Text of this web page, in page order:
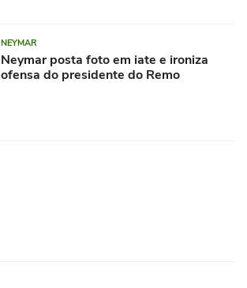
NEYMAR
Neymar posta foto em iate e ironiza
ofensa do presidente do Remo